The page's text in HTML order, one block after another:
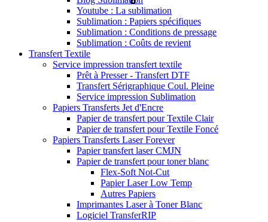
Youtube : La sublimation
Sublimation : Papiers spécifiques
Sublimation : Conditions de pressage
Sublimation : Coûts de revient
Transfert Textile
Service impression transfert textile
Prêt à Presser - Transfert DTF
Transfert Sérigraphique Coul. Pleine
Service impression Sublimation
Papiers Transferts Jet d'Encre
Papier de transfert pour Textile Clair
Papier de transfert pour Textile Foncé
Papiers Transferts Laser Forever
Papier transfert laser CMJN
Papier de transfert pour toner blanc
Flex-Soft Not-Cut
Papier Laser Low Temp
Autres Papiers
Imprimantes Laser à Toner Blanc
Logiciel TransferRIP